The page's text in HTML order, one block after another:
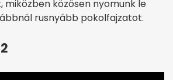
miközben közösen nyomunk le
rusnyább pokolfajzatot.